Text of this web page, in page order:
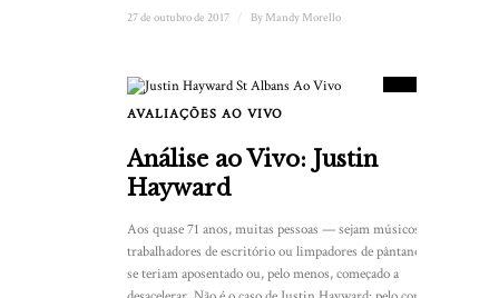
27 de outubro de 2017 By Mandy Morello
PLACAR
AVALIAÇÕES AO VIVO
Análise ao Vivo: Justin
Hayward
Aos quase 71 anos, muitas pessoas — sejam músicos,
trabalhadores de escritório ou limpadores de pântanos — já
se teriam aposentado ou, pelo menos, começado a